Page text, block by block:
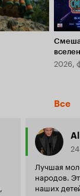
2026,
Все
Лучшая
народов.
наших